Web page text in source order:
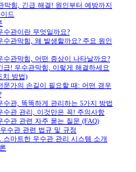
막힘, 긴급 해결! 원인부터 예방까지
드
수관이란 무엇일까요?
수관막힘, 왜 발생할까요? 주요 원인
수관막힘, 어떤 증상이 나타날까요?
급! 우수관막힘, 이렇게 해결하세요
치 방법)
문가의 손길이 필요할 때: 어떤 경우
수관, 똑똑하게 관리하는 5가지 방법
수관 관리, 이것만은 꼭! 주의사항
수관 관련 자주 묻는 질문 (FAQ)
수관 관련 법규 및 규정
스마트한 우수관 관리 시스템 소개